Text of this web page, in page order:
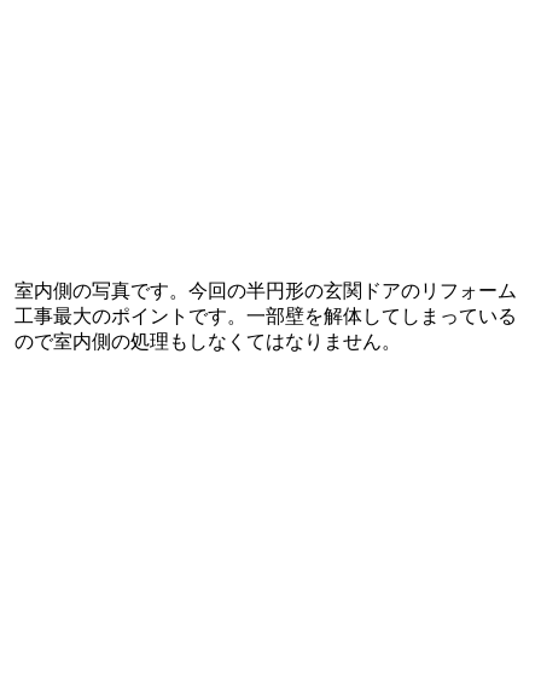
室内側の写真です。今回の半円形の玄関ドアのリフォーム
工事最大のポイントです。一部壁を解体してしまっている
ので室内側の処理もしなくてはなりません。